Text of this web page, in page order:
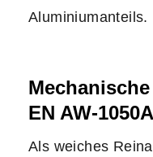
Aluminiumanteils.
EN AW-1050A
Als weiches